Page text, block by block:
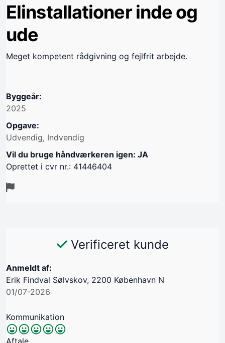
Elinstallationer inde og
ude
Meget kompetent rådgivning og fejlfrit arbejde.
Byggeår:
2025
Opgave:
Udvendig, Indvendig
Vil du bruge håndværkeren igen: JA
Oprettet i cvr nr.: 41446404
Verificeret kunde
Anmeldt af:
Erik Findval Sølvskov, 2200 København N
01/07-2026
Kommunikation
Aftale